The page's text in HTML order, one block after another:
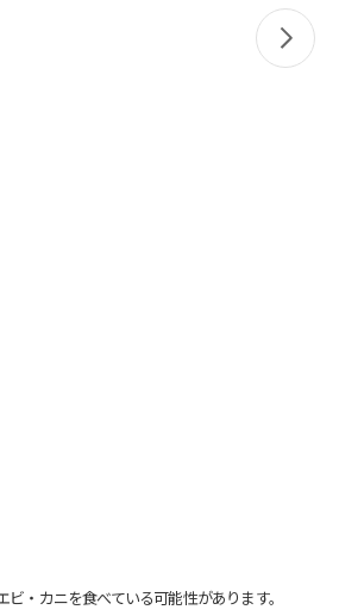
・カニを食べている可能性があります。